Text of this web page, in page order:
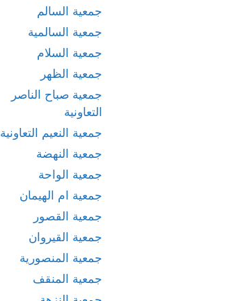
جمعية السالم
جمعية السالمية
جمعية السلام
جمعية الظهر
جمعية صباح الناصر
التعاونية
جمعية النعيم التعاونية
جمعية النهضة
جمعية الواحة
جمعية ام الهيمان
جمعية القصور
جمعية القيروان
جمعية المنصورية
جمعية المنقف